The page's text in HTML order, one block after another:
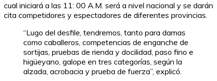
cual iniciará a las 11: 00 A.M. será a nivel nacional y se darán
cita competidores y espectadores de diferentes provincias.
“Lugo del desfile, tendremos, tanto para damas
como caballeros, competencias de enganche de
sortijas, pruebas de rienda y docilidad, paso fino e
higüeyano, galope en tres categorías, según la
alzada, acrobacia y prueba de fuerza”, explicó.